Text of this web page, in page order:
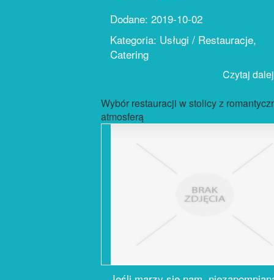
Dodane: 2019-10-02
Kategoria: Usługi / Restauracje,
Catering
Czytaj
Wybór restauracji w stolicy z
atmosferą